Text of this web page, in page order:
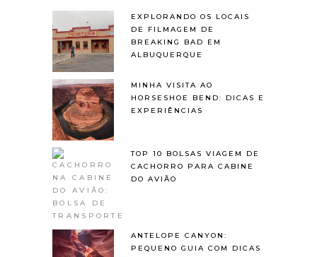
EXPLORANDO OS LOCAIS
DE FILMAGEM DE
BREAKING BAD EM
ALBUQUERQUE
MINHA VISITA AO
HORSESHOE BEND: DICAS E
EXPERIÊNCIAS
TOP 10 BOLSAS VIAGEM DE
CACHORRO PARA CABINE
DO AVIÃO
ANTELOPE CANYON:
PEQUENO GUIA COM DICAS